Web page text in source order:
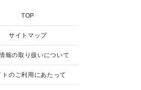
TOP
サイトマップ
報の取り扱いについて
トのご利用にあたって